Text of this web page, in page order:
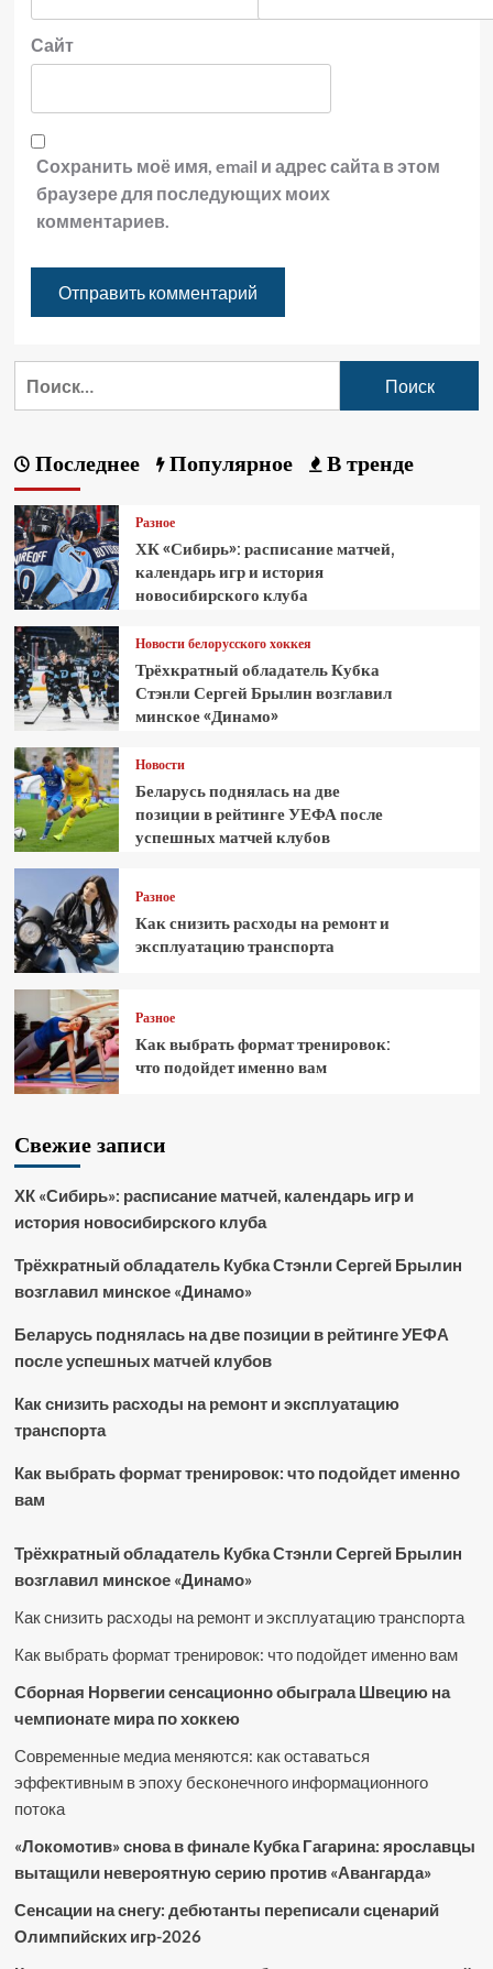
Сайт
Сохранить моё имя, email и адрес сайта в этом
браузере для последующих моих
комментариев.
Последнее Популярное В тренде
Разное
ХК «Сибирь»: расписание матчей,
календарь игр и история
новосибирского клуба
Новости белорусского хоккея
Трёхкратный обладатель Кубка
Стэнли Сергей Брылин возглавил
минское «Динамо»
Новости
Беларусь поднялась на две
позиции в рейтинге УЕФА после
успешных матчей клубов
Разное
Как снизить расходы на ремонт и
эксплуатацию транспорта
Разное
Как выбрать формат тренировок:
что подойдет именно вам
Свежие записи
ХК «Сибирь»: расписание матчей, календарь игр и
история новосибирского клуба
Трёхкратный обладатель Кубка Стэнли Сергей Брылин
возглавил минское «Динамо»
Беларусь поднялась на две позиции в рейтинге УЕФА
после успешных матчей клубов
Как снизить расходы на ремонт и эксплуатацию
транспорта
Как выбрать формат тренировок: что подойдет именно
вам
Трёхкратный обладатель Кубка Стэнли Сергей Брылин
возглавил минское «Динамо»
Как снизить расходы на ремонт и эксплуатацию транспорта
Как выбрать формат тренировок: что подойдет именно вам
Сборная Норвегии сенсационно обыграла Швецию на
чемпионате мира по хоккею
Современные медиа меняются: как оставаться
эффективным в эпоху бесконечного информационного
потока
«Локомотив» снова в финале Кубка Гагарина: ярославцы
вытащили невероятную серию против «Авангарда»
Сенсации на снегу: дебютанты переписали сценарий
Олимпийских игр-2026